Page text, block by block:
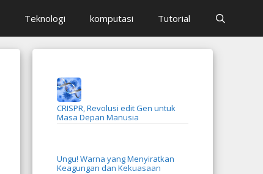
Teknologi komputasi Tutorial
CRISPR, Revolusi edit Gen untuk
Masa Depan Manusia
Ungu! Warna yang Menyiratkan
Keagungan dan Kekuasaan